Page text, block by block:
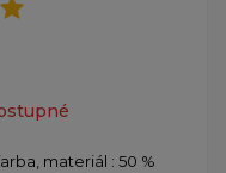
materiál : 50 %